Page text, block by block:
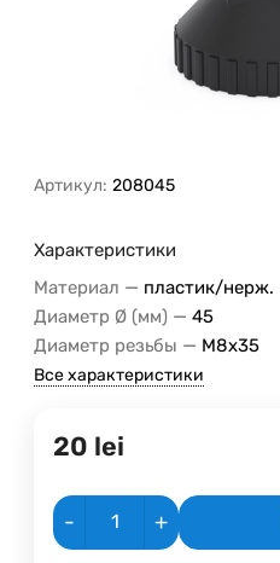
Артикул: 208045
Характеристики
Материал — пластик/нерж.
Диаметр Ø (мм) — 45
Диаметр резьбы — M8x35
Все характеристики
20 lei
- +